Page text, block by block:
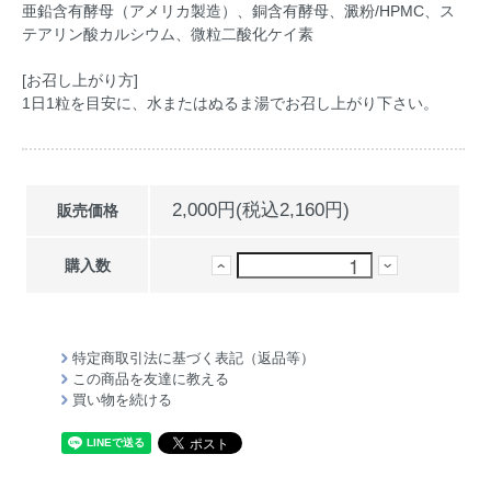
亜鉛含有酵母（アメリカ製造）、銅含有酵母、澱粉/HPMC、ス
テアリン酸カルシウム、微粒二酸化ケイ素
[お召し上がり方]
1日1粒を目安に、水またはぬるま湯でお召し上がり下さい。
販売価格 2,000円(税込2,160円)
購入数
特定商取引法に基づく表記（返品等）
この商品を友達に教える
買い物を続ける